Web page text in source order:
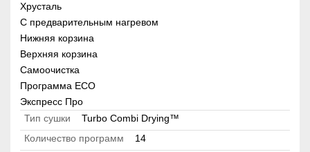
Хрусталь
С предварительным нагревом
Нижняя корзина
Верхняя корзина
Самоочистка
Программа ECO
Экспресс Про
Тип сушки
Turbo Combi Drying™
Количество программ
14